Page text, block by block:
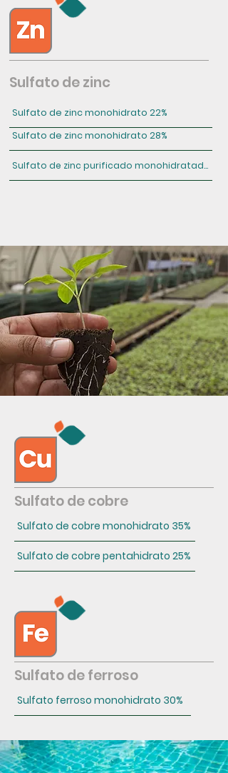
Sulfato de zinc
Sulfato de zinc monohidrato 22%
Sulfato de zinc monohidrato 28%
Sulfato de zinc purificado monohidratado 35%
Sulfato de cobre
Sulfato de cobre monohidrato 35%
Sulfato de cobre pentahidrato 25%
Sulfato de ferroso
Sulfato ferroso monohidrato 30%